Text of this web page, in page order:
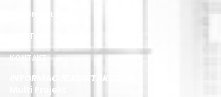
STRONA GŁÓWNA
OFERTA
KONTAKT
INFORMACJE KONTAKTOWE
Multi Projekt